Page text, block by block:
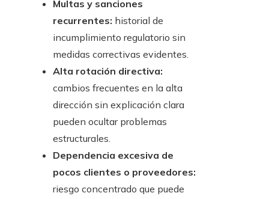
Multas y sanciones
recurrentes: historial de
incumplimiento regulatorio sin
medidas correctivas evidentes.
Alta rotación directiva:
cambios frecuentes en la alta
dirección sin explicación clara
pueden ocultar problemas
estructurales.
Dependencia excesiva de
pocos clientes o proveedores:
riesgo concentrado que puede